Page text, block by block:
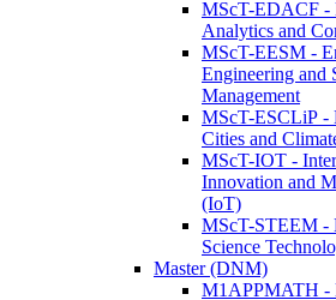
MScT-EDACF -
Analytics and
MScT-EESM -
Engineering and
Management
MScT-ESCLiP -
Cities and
MScT-IOT -
Innovation and
(IoT)
MScT-STEEM -
Science
Master (DNM)
M1APPMATH -